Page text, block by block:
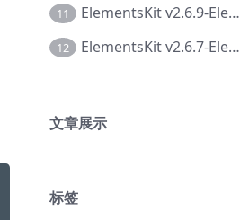
11 ElementsKit v2.6.9-Elementor插件【Ab-0161】
12 ElementsKit v2.6.7-Elementor插件【Ab-0162】
文章展示
标签